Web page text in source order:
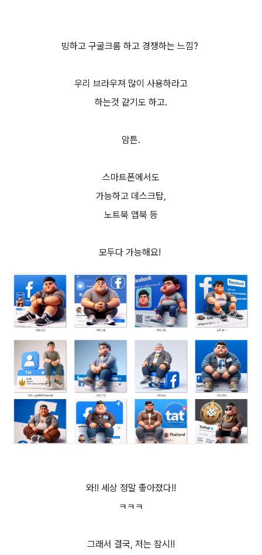
빙하고 구굴크롬 하고 경쟁하는 느낌?
우리 브라우져 많이 사용하라고
하는것 같기도 하고.
암튼.
스마트폰에서도
가능하고 데스크탑,
노트북 앱북 등
모두다 가능해요!
와!! 세상 정말 좋아졌다!!
ㅋㅋㅋ
그래서 결국, 저는 잠시!!